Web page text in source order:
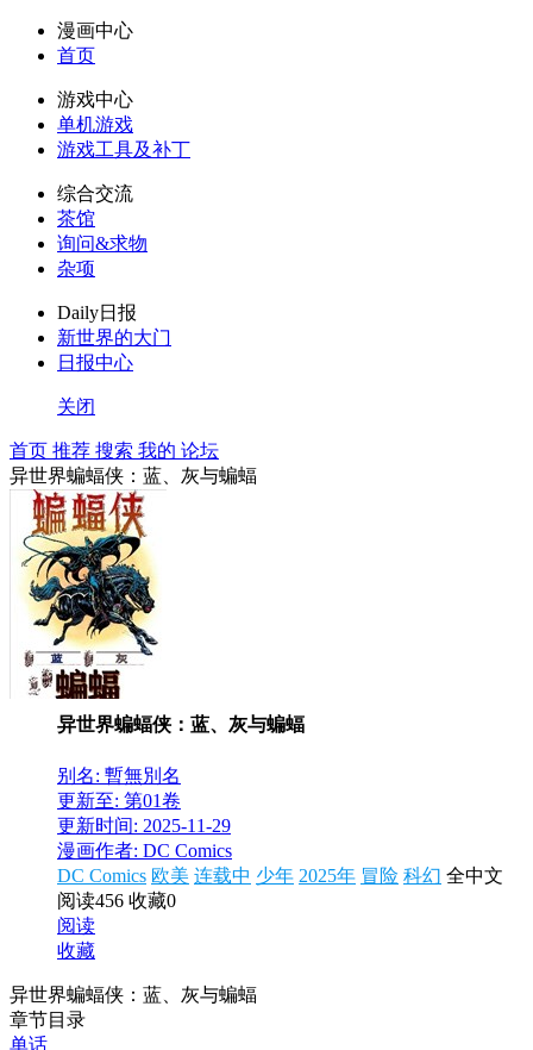
漫画中心
首页
游戏中心
单机游戏
游戏工具及补丁
综合交流
茶馆
询问&求物
杂项
Daily日报
新世界的大门
日报中心
关闭
首页 推荐 搜索 我的 论坛
异世界蝙蝠侠：蓝、灰与蝙蝠
异世界蝙蝠侠：蓝、灰与蝙蝠
别名: 暫無別名
更新至: 第01卷
更新时间: 2025-11-29
漫画作者: DC Comics
DC Comics 欧美 连载中 少年 2025年 冒险 科幻 全中文
阅读456 收藏0
阅读
收藏
异世界蝙蝠侠：蓝、灰与蝙蝠
章节目录
单话